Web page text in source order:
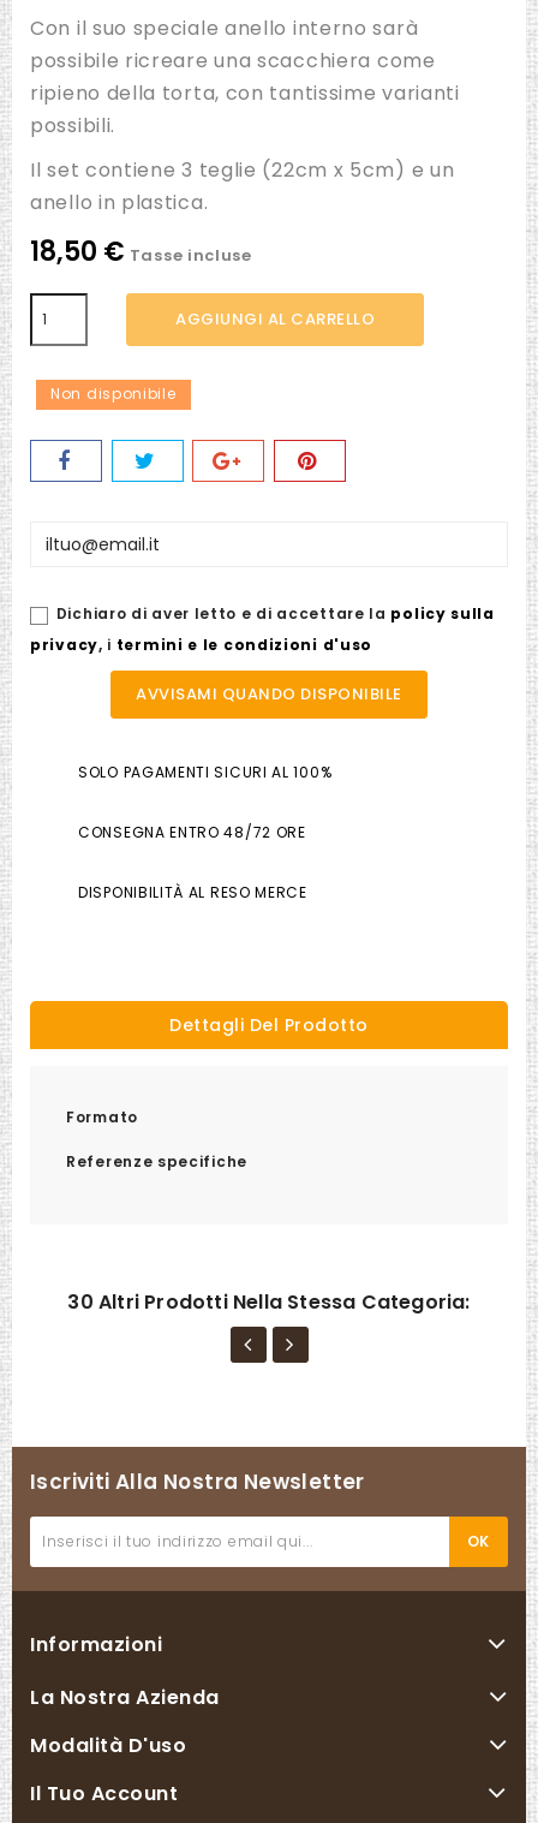
Con il suo speciale anello interno sarà
possibile ricreare una scacchiera come
ripieno della torta, con tantissime varianti
possibili.
Il set contiene 3 teglie (22cm x 5cm) e un
anello in plastica.
18,50 € Tasse incluse
AGGIUNGI AL CARRELLO
Non disponibile
Dichiaro di aver letto e di accettare la policy sulla
privacy, i termini e le condizioni d'uso
AVVISAMI QUANDO DISPONIBILE
SOLO PAGAMENTI SICURI AL 100%
CONSEGNA ENTRO 48/72 ORE
DISPONIBILITÀ AL RESO MERCE
Dettagli Del Prodotto
Formato
Referenze specifiche
30 Altri Prodotti Nella Stessa Categoria:
Iscriviti Alla Nostra Newsletter
Informazioni
La Nostra Azienda
Modalità D'uso
Il Tuo Account